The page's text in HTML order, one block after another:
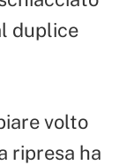
duplice
volto
ripresa ha